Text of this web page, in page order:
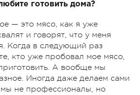
готовить дома?
— это мясо, как я уже
и говорят, что у меня
Когда в следующий раз
кто уже пробовал мое мясо,
А вообще мы
Иногда даже делаем сами
не профессионалы, но